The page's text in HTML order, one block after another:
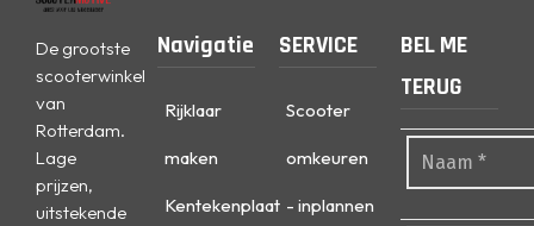
De grootste
scooterwinkel
van
Rotterdam.
Lage
prijzen,
uitstekende
Navigatie
Rijklaar
maken
Kentekenplaat
SERVICE
Scooter
omkeuren
- inplannen
BEL ME
TERUG